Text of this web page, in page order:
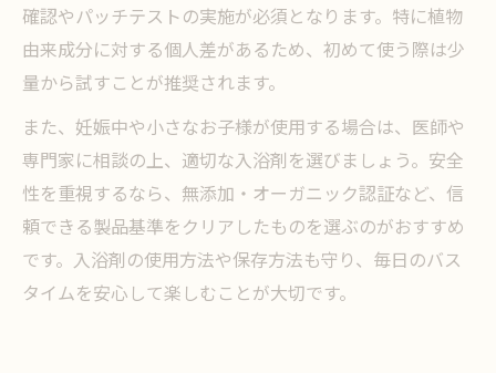
確認やパッチテストの実施が必須となります。特に植物
由来成分に対する個人差があるため、初めて使う際は少
量から試すことが推奨されます。
また、妊娠中や小さなお子様が使用する場合は、医師や
専門家に相談の上、適切な入浴剤を選びましょう。安全
性を重視するなら、無添加・オーガニック認証など、信
頼できる製品基準をクリアしたものを選ぶのがおすすめ
です。入浴剤の使用方法や保存方法も守り、毎日のバス
タイムを安心して楽しむことが大切です。